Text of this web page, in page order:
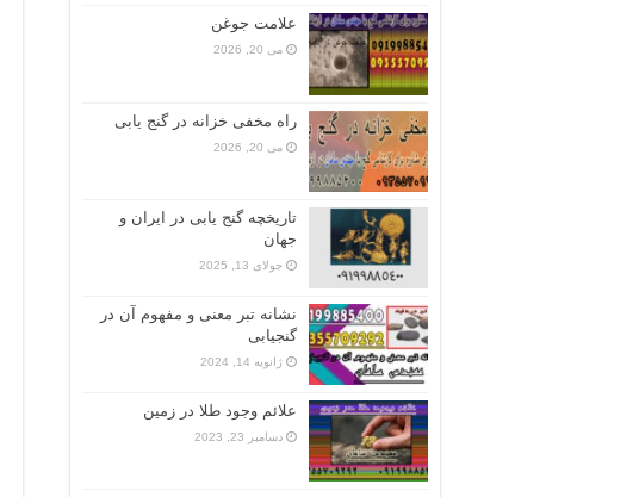
علامت جوغن
می 20, 2026
راه مخفی خزانه در گنج یابی
می 20, 2026
تاریخچه گنج‌ یابی در ایران و
جهان
جولای 13, 2025
نشانه تبر معنی و مفهوم آن در
گنجیابی
ژانویه 14, 2024
علائم وجود طلا در زمین
دسامبر 23, 2023